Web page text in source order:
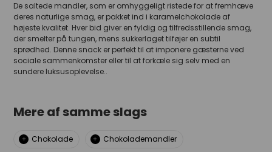
De saltede mandler, som er omhyggeligt ristede for at fremhæve
deres naturlige smag, er pakket ind i karamelchokolade af
højeste kvalitet. Hver bid giver en fyldig og tilfredsstillende smag,
der smelter på tungen, mens sukkerlaget tilføjer en subtil
sprødhed. Denne snack er perfekt til at imponere gæsterne ved
sociale sammenkomster eller til at forkæle sig selv med en
sundere luksusoplevelse..
Mere af samme slags
Chokolade Chokolademandler